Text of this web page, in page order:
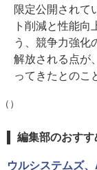
限定公開されて
ト削減と性能
う、競争力強化
解放される点が
ってきたとのこ
（）
編集部のおすす
ウルシステムズ